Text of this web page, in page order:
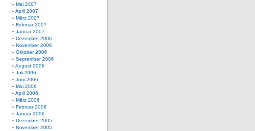
Mai 2007
April 2007
März 2007
Februar 2007
Januar 2007
Dezember 2006
November 2006
Oktober 2006
September 2006
August 2006
Juli 2006
Juni 2006
Mai 2006
April 2006
März 2006
Februar 2006
Januar 2006
Dezember 2005
November 2005